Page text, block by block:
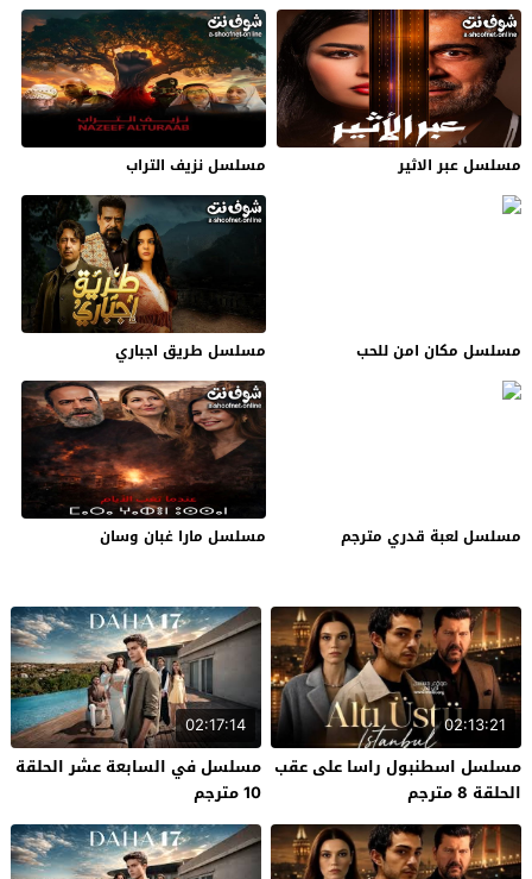
مسلسل عبر الاثير مسلسل نزيف التراب
مسلسل مكان امن للحب مسلسل طريق اجباري
مسلسل لعبة قدري مترجم مسلسل مارا غبان وسان
02:13:21
مسلسل اسطنبول راسا على عقب
الحلقة 8 مترجم
02:17:14
مسلسل في السابعة عشر الحلقة
10 مترجم